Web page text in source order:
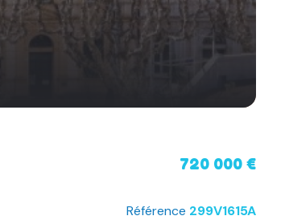
720 000 €
Référence 299V1615A